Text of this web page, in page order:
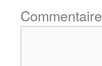
Commentaire